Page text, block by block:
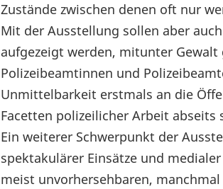
Zustände zwischen denen oft nur
Mit der Ausstellung sollen aber
aufgezeigt werden, mitunter
Polizeibeamtinnen und
Unmittelbarkeit erstmals an die
Facetten polizeilicher Arbeit
Ein weiterer Schwerpunkt der
spektakulärer Einsätze und
meist unvorhersehbaren,